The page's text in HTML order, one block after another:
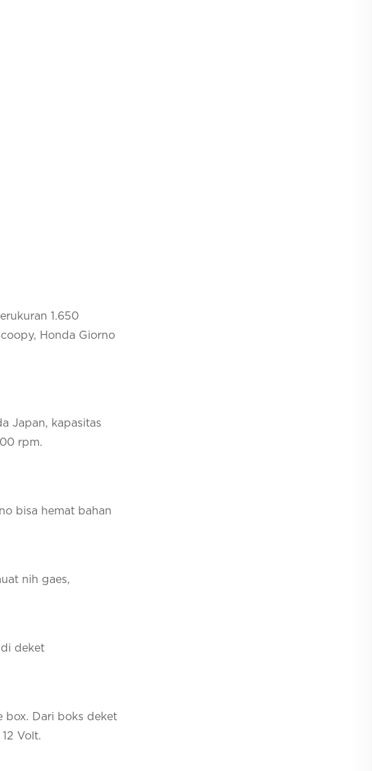
1.650
Honda Giorno
Japan, kapasitas
rpm.
bisa hemat bahan
nih gaes,
deket
box. Dari boks deket
Volt.